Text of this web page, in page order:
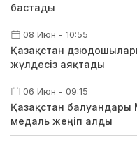
бастады
08 Июн - 10:55
Қазақстан
жүлдесіз аяқтады
06 Июн - 09:15
Қазақстан балуандары
медаль жеңіп алды